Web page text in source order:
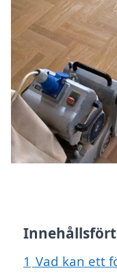
1 Vad kan ett